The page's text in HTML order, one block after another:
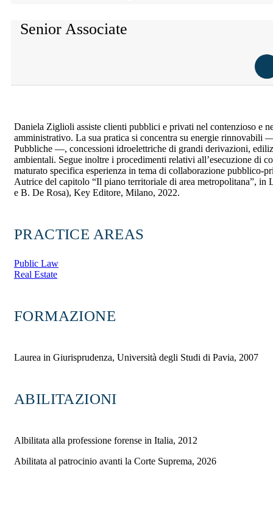
Senior Associate
Daniela Ziglioli assiste clienti pubblici e privati nel contenzioso e
amministrativo. La sua pratica si concentra su energie
Pubbliche —, concessioni idroelettriche di grandi derivazioni,
ambientali. Segue inoltre i procedimenti relativi all’esecuzione di
maturato specifica esperienza in tema di collaborazione pubblico-
Autrice del capitolo “Il piano territoriale di area metropolitana”,
e B. De Rosa), Key Editore, Milano, 2022.
Public Law
Real Estate
PRACTICE AREAS
FORMAZIONE
Laurea in Giurisprudenza, Università degli Studi di Pavia, 2007
ABILITAZIONI
Albilitata alla professione forense in Italia, 2012
Abilitata al patrocinio avanti la Corte Suprema, 2026